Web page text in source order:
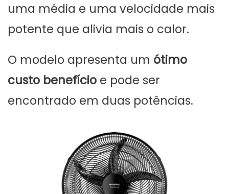
uma média e uma velocidade mais
potente que alivia mais o calor.
O modelo apresenta um ótimo
custo benefício e pode ser
encontrado em duas potências.